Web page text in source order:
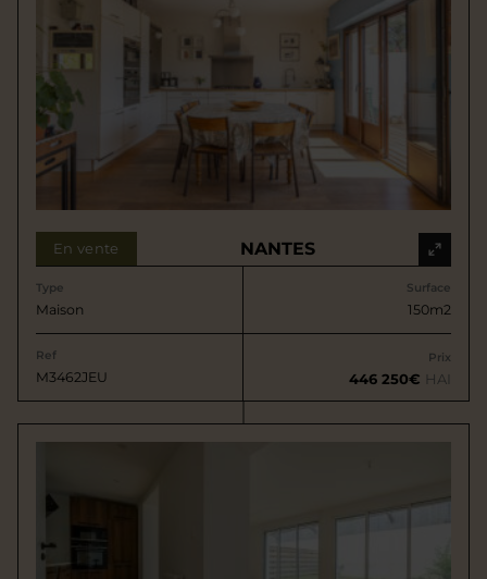
En vente NANTES
Type
Maison
Surface
150m2
Ref
M3462JEU
Prix
446 250€ HAI